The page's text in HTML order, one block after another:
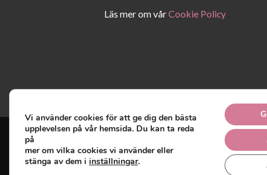
Läs mer om vårCookie Policy
Unga Reumatiker©
Vi använder cookies för att ge dig den bästa
upplevelsen på vår hemsida. Du kan ta reda
på
mer om vilka cookies vi använder eller
stänga av dem i inställningar.